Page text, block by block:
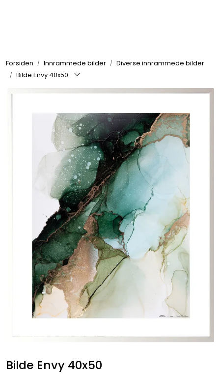
Forsiden Innrammede bilder
Diverse innrammede bilder
Bilde Envy 40x50
Bilde Envy 40x50
Passepartout
Tilbehør til innramming
Innrammede bilder
Trykk av bilder/skilt og innramming
SOMMEROUTLET